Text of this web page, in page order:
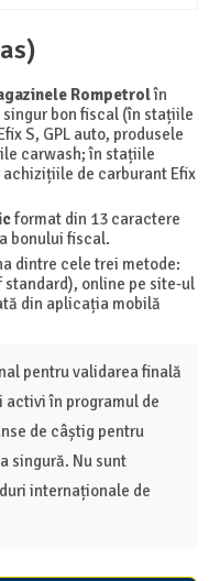
Rompetrolîn
bon fiscal (în stațiile
S, GPL auto, produsele
carwash; în stațiile
achizițiile de carburant Efix
format din 13 caractere
bonului fiscal.
dintre cele trei metode:
standard), online pe site-ul
din aplicația mobilă
pentru validarea finală
activi în programul de
de câștig pentru
singură. Nu sunt
internaționale de